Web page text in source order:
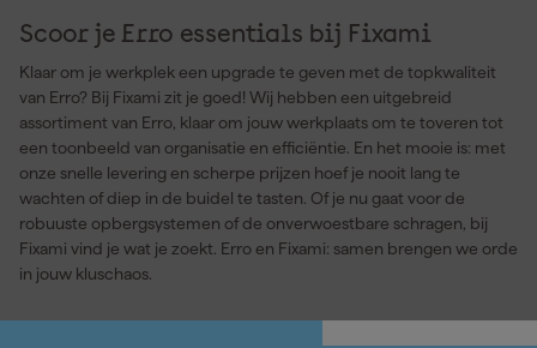
Scoor je Erro essentials bij Fixami
Klaar om je werkplek een upgrade te geven met de topkwaliteit
van Erro? Bij Fixami zit je goed! Wij hebben een uitgebreid
assortiment van Erro, klaar om jouw werkplaats om te toveren tot
een toonbeeld van organisatie en efficiëntie. En het mooie is: met
onze snelle levering en scherpe prijzen hoef je nooit lang te
wachten of diep in de buidel te tasten. Of je nu gaat voor de
robuuste opbergsystemen of de onverwoestbare schragen, bij
Fixami vind je wat je zoekt. Erro en Fixami: samen brengen we orde
in jouw kluschaos.